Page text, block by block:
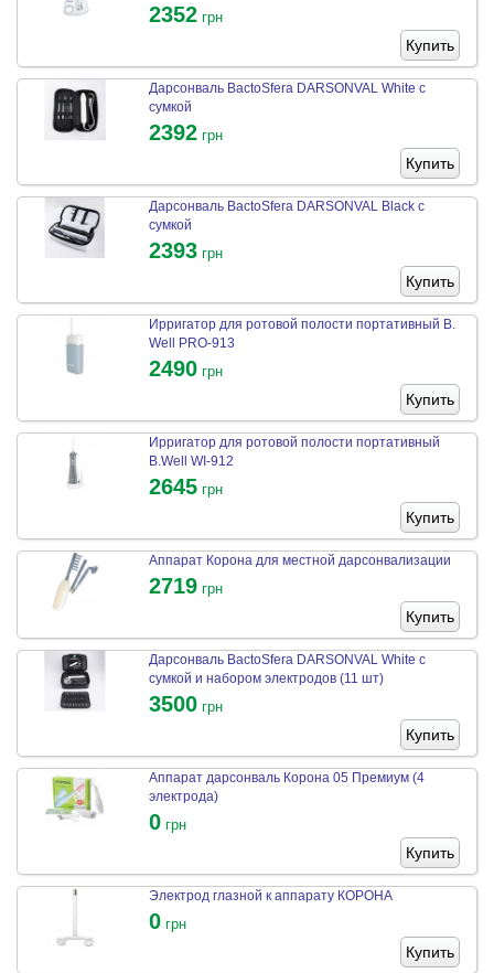
2352 грн
Купить
Дарсонваль BactoSfera DARSONVAL White с
сумкой
2392 грн
Купить
Дарсонваль BactoSfera DARSONVAL Black с
сумкой
2393 грн
Купить
Ирригатор для ротовой полости портативный B.
Well PRO-913
2490 грн
Купить
Ирригатор для ротовой полости портативный
B.Well WI-912
2645 грн
Купить
Аппарат Корона для местной дарсонвализации
2719 грн
Купить
Дарсонваль BactoSfera DARSONVAL White с
сумкой и набором электродов (11 шт)
3500 грн
Купить
Аппарат дарсонваль Корона 05 Премиум (4
электрода)
0 грн
Купить
Электрод глазной к аппарату КОРОНА
0 грн
Купить